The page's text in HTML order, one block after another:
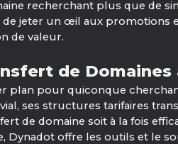
recherchant plus que de
de jeter un œil aux promotions
de valeur.
de
plan pour quiconque
ses structures tarifaires
de domaine soit à la fois
offre les outils et le